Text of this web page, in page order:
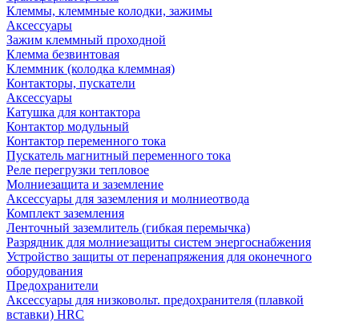
Клеммы, клеммные колодки, зажимы
Аксессуары
Зажим клеммный проходной
Клемма безвинтовая
Клеммник (колодка клеммная)
Контакторы, пускатели
Аксессуары
Катушка для контактора
Контактор модульный
Контактор переменного тока
Пускатель магнитный переменного тока
Реле перегрузки тепловое
Молниезащита и заземление
Аксессуары для заземления и молниеотвода
Комплект заземления
Ленточный заземлитель (гибкая перемычка)
Разрядник для молниезащиты систем энергоснабжения
Устройство защиты от перенапряжения для оконечного
оборудования
Предохранители
Аксессуары для низковольт. предохранителя (плавкой
вставки) HRC